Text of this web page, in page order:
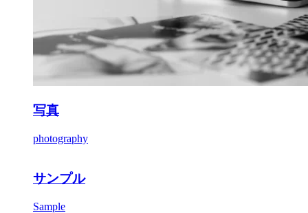
写真
photography
サンプル
Sample